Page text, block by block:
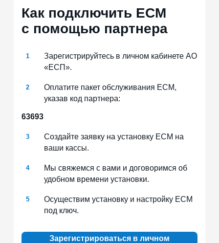
Как подключить ЕСМ
с помощью партнера
Зарегистрируйтесь в личном кабинете АО
«ЕСП».
Оплатите пакет обслуживания ЕСМ,
указав код партнера:
63693
Создайте заявку на установку ЕСМ на
ваши кассы.
Мы свяжемся с вами и договоримся об
удобном времени установки.
Осуществим установку и настройку ЕСМ
под ключ.
Зарегистрироваться в личном